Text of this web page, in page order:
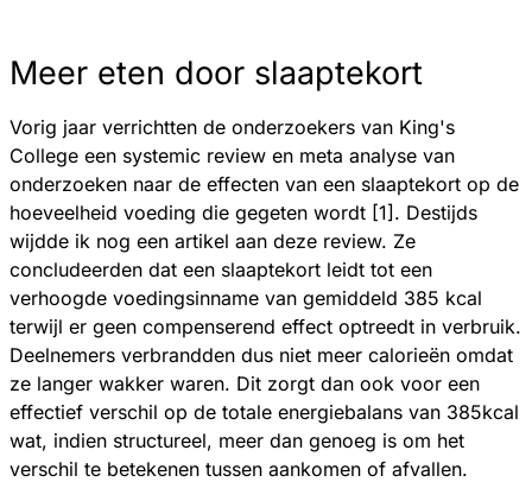
Meer eten door slaaptekort
Vorig jaar verrichtten de onderzoekers van King's
College een systemic review en meta analyse van
onderzoeken naar de effecten van een slaaptekort op de
hoeveelheid voeding die gegeten wordt [1]. Destijds
wijdde ik nog een artikel aan deze review. Ze
concludeerden dat een slaaptekort leidt tot een
verhoogde voedingsinname van gemiddeld 385 kcal
terwijl er geen compenserend effect optreedt in verbruik.
Deelnemers verbrandden dus niet meer calorieën omdat
ze langer wakker waren. Dit zorgt dan ook voor een
effectief verschil op de totale energiebalans van 385kcal
wat, indien structureel, meer dan genoeg is om het
verschil te betekenen tussen aankomen of afvallen.